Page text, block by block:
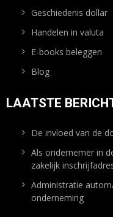
Geschiedenis dollar
Handelen in valuta
E-books beleggen
Blog
LAATSTE
De invloed van de
Als ondernemer in
zakelijk
Administratie
onderneming